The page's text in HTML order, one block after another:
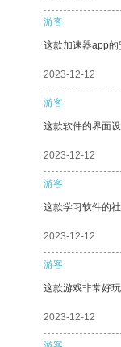
游客
这款加速器app的
2023-12-12
游客
这款软件的界面
2023-12-12
游客
这款学习软件的
2023-12-12
游客
这款游戏非常好
2023-12-12